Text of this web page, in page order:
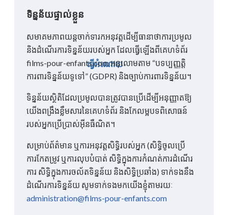
ធ្វើអំណោយ
ទិន្នន័យផ្ទាល់ខ្លួន
សមាគមភាពយន្តចាក់ទារកអនុវត្តដើម្បីធានាថាការប្រមូល
និងដំណើរការទិន្នន័យរបស់អ្នក ដែលធ្វើឡើងពីគេហទំព័រ
films-pour-enfants.com អនុលោមតាម “បទប្បញ្ញត្តិ
ការពារទិន្នន័យទូទៅ” (GDPR) និងច្បាប់ការពារទិន្នន័យ។
ទិន្នន័យស្ថិតិដែលប្រមូលបានត្រូវបានប្រើដើម្បីអនុញ្ញាតឱ្យ
យើងពង្រឹងខ្លឹមសារនៃគេហទំព័រ និងកែលម្អបទពិសោធន៍
របស់អ្នកប្រើប្រាស់អ៊ីនធឺណិត។
សម្រាប់ព័ត៌មាន ឬការអនុវត្តសិទ្ធិរបស់អ្នក (សិទ្ធិចូលប្រើ
ការកែតម្រូវ ឬការលុបបំបាត់ សិទ្ធិក្នុងការកំណត់ការដំណើរ
ការ សិទ្ធិក្នុងការចល័តទិន្នន័យ និងសិទ្ធិប្រឆាំង) ទាក់ទងនឹង
ដំណើរការទិន្នន័យ សូមទាក់ទងមកយើងខ្ញុំតាមរយៈ
administration@films-pour-enfants.com